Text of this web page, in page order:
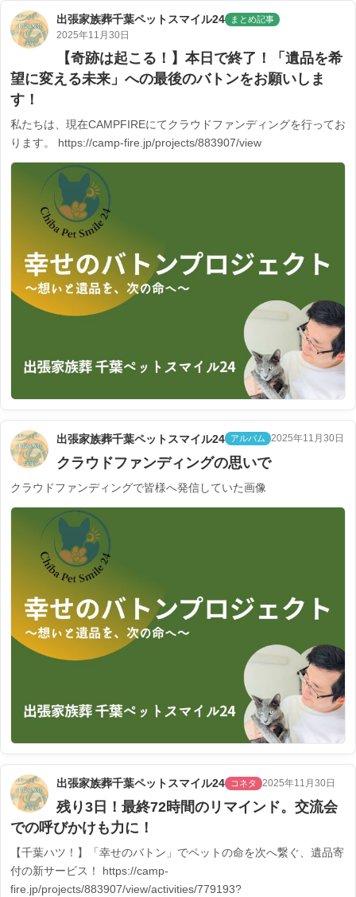
出張家族葬千葉ペットスマイル24 まとめ記事
2025年11月30日
【奇跡は起こる！】本日で終了！「遺品を希
望に変える未来」への最後のバトンをお願いしま
す！
私たちは、現在CAMPFIREにてクラウドファンディングを行ってお
ります。 https://camp-fire.jp/projects/883907/view
出張家族葬千葉ペットスマイル24 アルバム 2025年11月30日
クラウドファンディングの思いで
クラウドファンディングで皆様へ発信していた画像
出張家族葬千葉ペットスマイル24 コネタ 2025年11月30日
残り3日！最終72時間のリマインド。交流会
での呼びかけも力に！
【千葉ハツ！】「幸せのバトン」でペットの命を次へ繋ぐ、遺品寄
付の新サービス！ https://camp-
fire.jp/projects/883907/view/activities/779193?